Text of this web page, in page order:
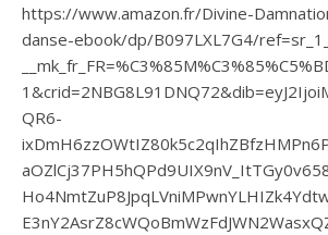
https://www.amazon.fr/Divine-
danse-ebook/dp/B097LXL7G4/
QR6-